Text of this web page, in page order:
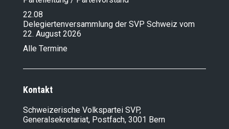
22.08
Delegiertenversammlung der SVP Schweiz vom
22. August 2026
Alle Termine
Kontakt
Schweizerische Volkspartei SVP,
Generalsekretariat, Postfach, 3001 Bern